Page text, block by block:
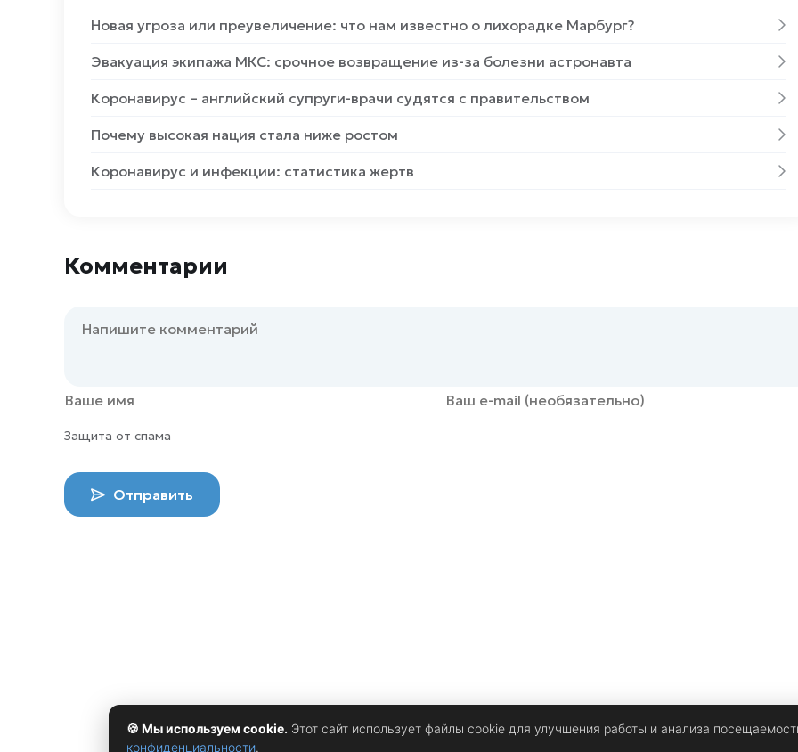
Новая угроза или преувеличение: что нам известно о лихорадке Марбург?
Эвакуация экипажа МКС: срочное возвращение из-за болезни астронавта
Коронавирус – английский супруги-врачи судятся с правительством
Почему высокая нация стала ниже ростом
Коронавирус и инфекции: статистика жертв
Комментарии
Защита от спама
Отправить
🍪 Мы используем cookie. Этот сайт использует файлы cookie для улучшения работы и анализа
конфиденциальности.